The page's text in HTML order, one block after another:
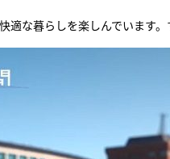
適な暮らしを楽しんでいます